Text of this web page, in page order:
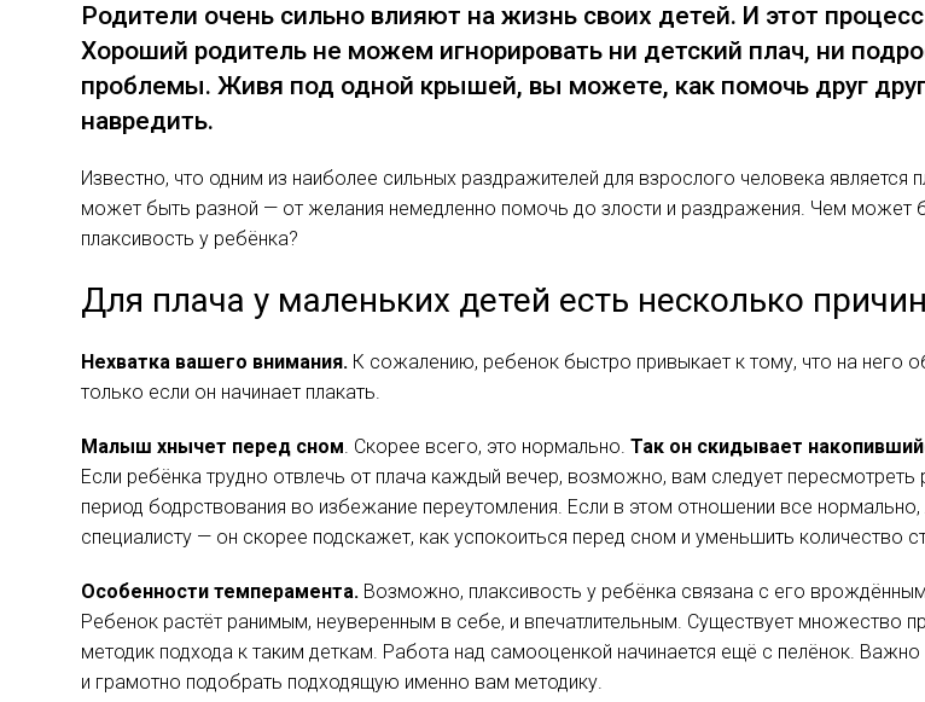
Родители очень сильно влияют на жизнь своих детей. И этот
Хороший родитель не можем игнорировать ни детский плач, ни
проблемы. Живя под одной крышей, вы можете, как помочь друг
навредить.
Известно, что одним из наиболее сильных раздражителей для взрослого человека является
может быть разной — от желания немедленно помочь до злости и раздражения. Чем может
плаксивость у ребёнка?
Для плача у маленьких детей есть несколько
Нехватка вашего внимания. К сожалению, ребенок быстро привыкает к тому, что на него
только если он начинает плакать.
Малыш хнычет перед сном. Скорее всего, это нормально.Так он скидывает
Если ребёнка трудно отвлечь от плача каждый вечер, возможно, вам следует пересмотреть
период бодрствования во избежание переутомления. Если в этом отношении все
специалисту — он скорее подскажет, как успокоиться перед сном и уменьшить количество
Особенности темперамента. Возможно, плаксивость у ребёнка связана с его
Ребенок растёт ранимым, неуверенным в себе, и впечатлительным. Существует множество
методик подхода к таким деткам. Работа над самооценкой начинается ещё с пелёнок.
и грамотно подобрать подходящую именно вам методику.